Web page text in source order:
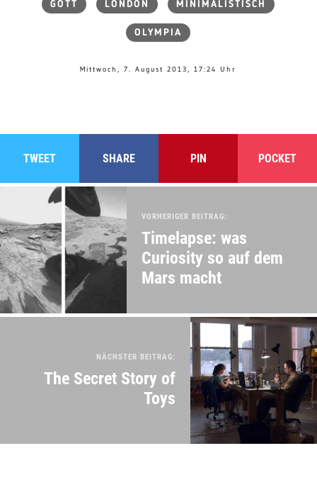
GOTT LONDON MINIMALISTISCH
OLYMPIA
Mittwoch, 7. August 2013, 17:24 Uhr
TWEET SHARE PIN POCKET
VORHERIGER BEITRAG:
Timelapse: was
Curiosity so auf dem
Mars macht
NÄCHSTER BEITRAG:
The Secret Story of
Toys